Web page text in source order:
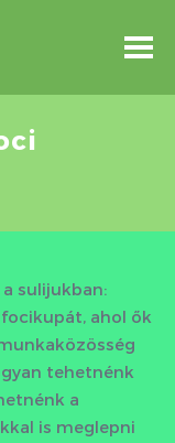
sulijukban:
ahol ők
tehetnénk
a
is meglepni